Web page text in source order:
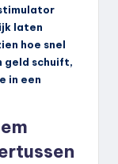
laten
hoe snel
geld schuift,
in een